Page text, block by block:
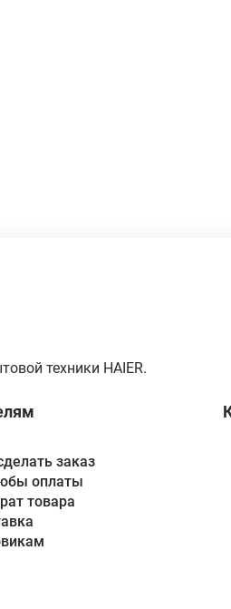
техники HAIER.
заказ
оплаты
товара